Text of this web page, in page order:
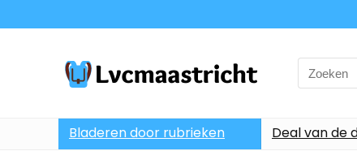
Search
for:
Bladeren door rubrieken Deal van de